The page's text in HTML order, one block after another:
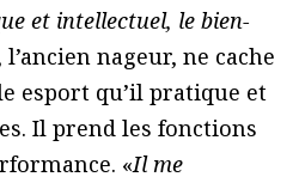
et intellectuel, le bien-
nageur, ne cache
esport qu’il pratique et
Il prend les fonctions
«Il me